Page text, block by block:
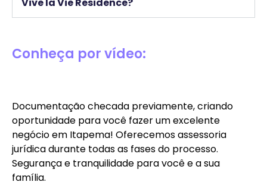
Conheça por vídeo:
Documentação checada previamente, criando
oportunidade para você fazer um excelente
negócio em Itapema! Oferecemos assessoria
jurídica durante todas as fases do processo.
Segurança e tranquilidade para você e a sua
família.